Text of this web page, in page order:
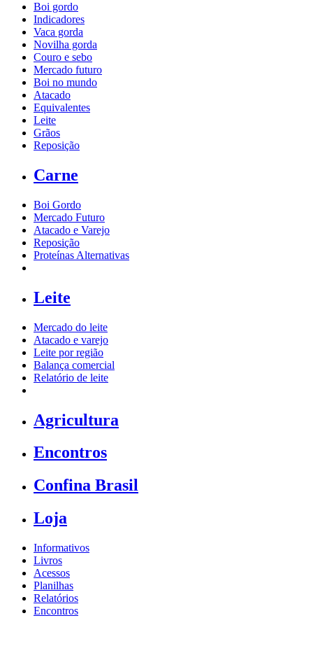
Boi gordo
Indicadores
Vaca gorda
Novilha gorda
Couro e sebo
Mercado futuro
Boi no mundo
Atacado
Equivalentes
Leite
Grãos
Reposição
Carne
Boi Gordo
Mercado Futuro
Atacado e Varejo
Reposição
Proteínas Alternativas
Leite
Mercado do leite
Atacado e varejo
Leite por região
Balança comercial
Relatório de leite
Agricultura
Encontros
Confina Brasil
Loja
Informativos
Livros
Acessos
Planilhas
Relatórios
Encontros